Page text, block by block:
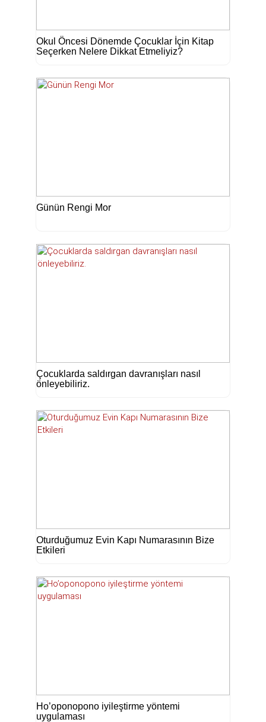
Okul Öncesi Dönemde Çocuklar İçin Kitap
Seçerken Nelere Dikkat Etmeliyiz?
Günün Rengi Mor
Çocuklarda saldırgan davranışları nasıl
önleyebiliriz.
Oturduğumuz Evin Kapı Numarasının Bize
Etkileri
Ho’oponopono iyileştirme yöntemi
uygulaması